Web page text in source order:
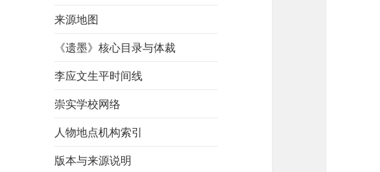
来源地图
《遗墨》核心目录与体裁
李应文生平时间线
崇实学校网络
人物地点机构索引
版本与来源说明